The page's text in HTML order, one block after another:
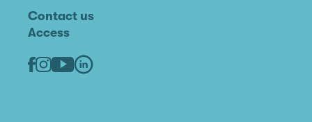
Contact us
Access
Facebook
Instagram
YoutubeLinkedin